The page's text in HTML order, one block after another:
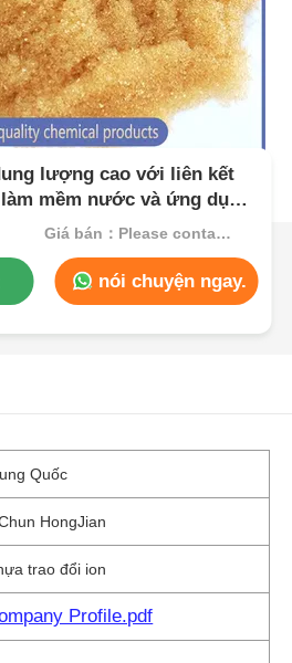
lượng cao với liên kết
mềm nước và ứng dụng
Giá bán：Please contact customer service
nói chuyện ngay.
Quốc
HongJian
trao đổi ion
Profile.pdf